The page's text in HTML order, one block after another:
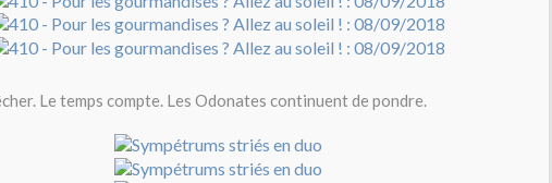
Le temps compte. Les Odonates continuent de pondre.